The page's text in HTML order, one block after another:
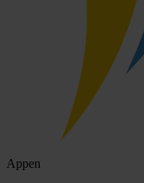
Appen